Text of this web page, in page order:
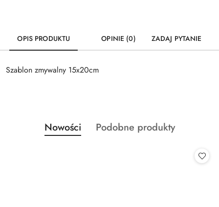
OPIS PRODUKTU OPINIE (0) ZADAJ PYTANIE
Szablon zmywalny 15x20cm
Pomiń karuzelę produktów
Produkty
o
Nowości
Produkty
Podobne produkty